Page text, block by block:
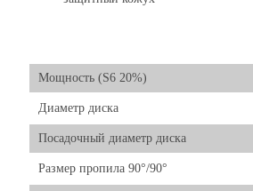
Мощность (S6 20%)
Диаметр диска
Посадочный диаметр диска
Размер пропила 90°/90°